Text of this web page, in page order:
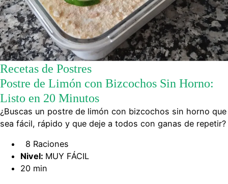
Recetas de Postres
Postre de Limón con Bizcochos Sin Horno:
Listo en 20 Minutos
¿Buscas un postre de limón con bizcochos sin horno que
sea fácil, rápido y que deje a todos con ganas de repetir?
8 Raciones
Nivel: MUY FÁCIL
20 min